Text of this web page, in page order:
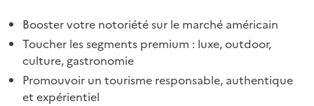
Booster votre notoriété sur le marché américain
Toucher les segments premium : luxe, outdoor,
culture, gastronomie
Promouvoir un tourisme responsable, authentique
et expérientiel